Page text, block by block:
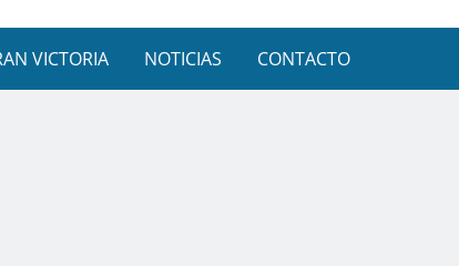
VICTORIA NOTICIAS CONTACTO